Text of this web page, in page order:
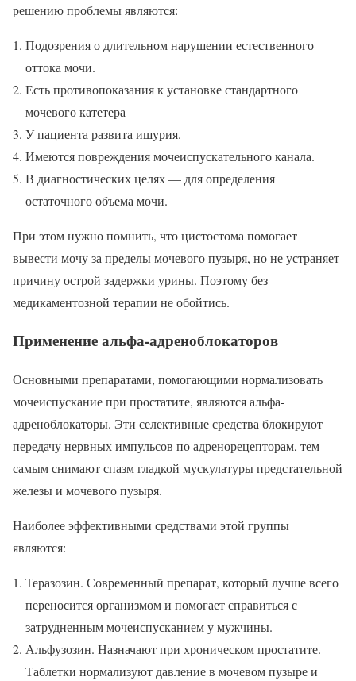
решению проблемы являются:
Подозрения о длительном нарушении естественного
оттока мочи.
Есть противопоказания к установке стандартного
мочевого катетера
У пациента развита ишурия.
Имеются повреждения мочеиспускательного канала.
В диагностических целях — для определения
остаточного объема мочи.
При этом нужно помнить, что цистостома помогает
вывести мочу за пределы мочевого пузыря, но не устраняет
причину острой задержки урины. Поэтому без
медикаментозной терапии не обойтись.
Применение альфа-адреноблокаторов
Основными препаратами, помогающими нормализовать
мочеиспускание при простатите, являются альфа-
адреноблокаторы. Эти селективные средства блокируют
передачу нервных импульсов по адренорецепторам, тем
самым снимают спазм гладкой мускулатуры предстательной
железы и мочевого пузыря.
Наиболее эффективными средствами этой группы
являются:
Теразозин. Современный препарат, который лучше всего
переносится организмом и помогает справиться с
затрудненным мочеиспусканием у мужчины.
Альфузозин. Назначают при хроническом простатите.
Таблетки нормализуют давление в мочевом пузыре и